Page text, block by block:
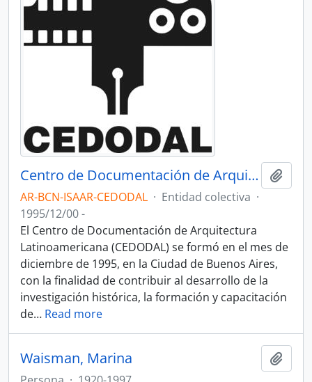
Centro de Documentación de Arquitectura Latinoamericana - CEDODAL
AR-BCN-ISAAR-CEDODAL · Entidad colectiva ·
1995/12/00 -
El Centro de Documentación de Arquitectura
Latinoamericana (CEDODAL) se formó en el mes de
diciembre de 1995, en la Ciudad de Buenos Aires,
con la finalidad de contribuir al desarrollo de la
investigación histórica, la formación y capacitación
de… Read more
Waisman, Marina